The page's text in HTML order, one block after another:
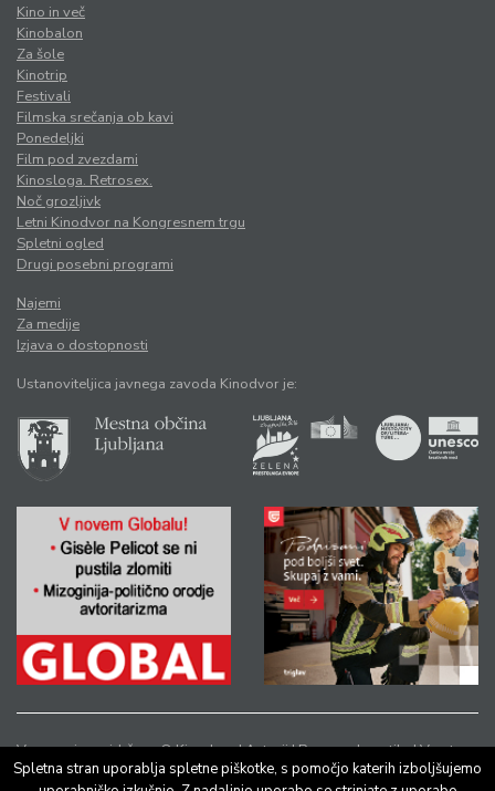
Kino in več
Kinobalon
Za šole
Kinotrip
Festivali
Filmska srečanja ob kavi
Ponedeljki
Film pod zvezdami
Kinosloga. Retrosex.
Noč grozljivk
Letni Kinodvor na Kongresnem trgu
Spletni ogled
Drugi posebni programi
Najemi
Za medije
Izjava o dostopnosti
Ustanoviteljica javnega zavoda Kinodvor je:
Vse pravice pridržane © Kinodvor |Avtorji|Pravno obvestilo|Varstvo
osebnih podatkov
Spletna stran uporablja spletne piškotke, s pomočjo katerih izboljšujemo